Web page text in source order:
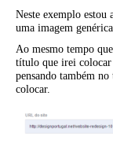
Neste exemplo estou
uma imagem
Ao mesmo tempo
título que irei colocar
pensando também
colocar.